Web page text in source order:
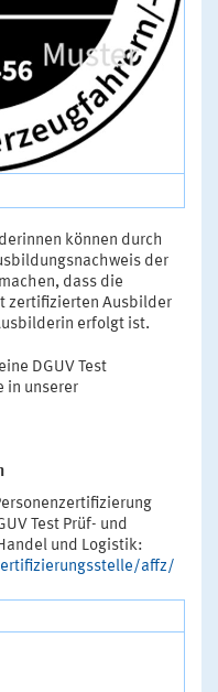
können durch
der
dass die
zertifizierten Ausbilder
erfolgt ist.
DGUV Test
in unserer
Test Prüf- und
und Logistik:
affz/